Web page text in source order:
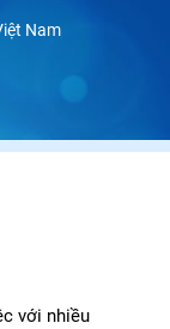
Nam
với nhiều